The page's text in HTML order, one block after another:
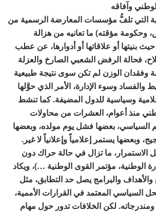
وآفاقه
التي تلفُّ مؤسسات المعارضة الرسمية من
وحكومة مؤقته) ما تعانيه من هزالة
بنيتها أو علاقاتها أو أدوارها، عن عطب
فحالة الرفض الشعبي الصارخ والعزلة
وفقدان الوزن لم تكن سوى نتيجة طبيعية
والفساد وسوء الإدارة، الأمر الذي حوَّلها
وسياسية للدول المضيفة. كما تنشط
منذ أعوام، العشرات من محاولات
السياسي، بعضها فشل يوم مولده، وبعضها
وبعضها يستمر إعلامياً وإعلانياً لا غير.
الاستمرار، ما تزال في حالة حراك دون
الوطنية، مؤتمر القوى الوطنية …)، ويكاد
والأهداف والبرامج يصل حد التطابق، مثل
السياسي المعتمد في القرارات الأممية،
وخاصة القرار 2254 ومندرجاته. لكن الخلافات تدور حول مهام